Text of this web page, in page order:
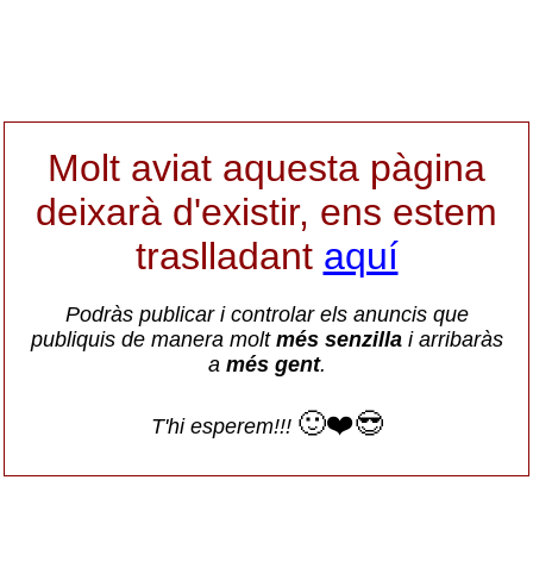
Molt aviat aquesta pàgina
deixarà d'existir, ens estem
traslladant aquí
Podràs publicar i controlar els anuncis que
publiquis de manera molt més senzillai arribaràs
a més gent.
T'hi esperem!!! 🙂❤️😎